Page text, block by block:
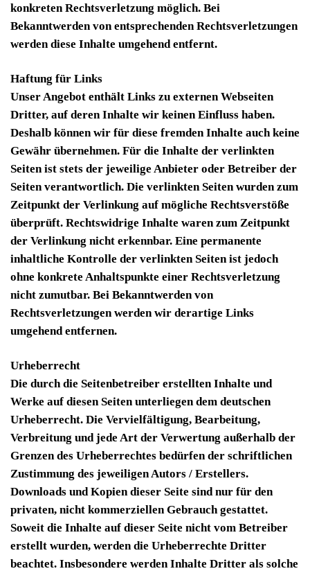
konkreten Rechtsverletzung möglich. Bei
Bekanntwerden von entsprechenden Rechtsverletzungen
werden diese Inhalte umgehend entfernt.
Haftung für Links
Unser Angebot enthält Links zu externen Webseiten
Dritter, auf deren Inhalte wir keinen Einfluss haben.
Deshalb können wir für diese fremden Inhalte auch keine
Gewähr übernehmen. Für die Inhalte der verlinkten
Seiten ist stets der jeweilige Anbieter oder Betreiber der
Seiten verantwortlich. Die verlinkten Seiten wurden zum
Zeitpunkt der Verlinkung auf mögliche Rechtsverstöße
überprüft. Rechtswidrige Inhalte waren zum Zeitpunkt
der Verlinkung nicht erkennbar. Eine permanente
inhaltliche Kontrolle der verlinkten Seiten ist jedoch
ohne konkrete Anhaltspunkte einer Rechtsverletzung
nicht zumutbar. Bei Bekanntwerden von
Rechtsverletzungen werden wir derartige Links
umgehend entfernen.
Urheberrecht
Die durch die Seitenbetreiber erstellten Inhalte und
Werke auf diesen Seiten unterliegen dem deutschen
Urheberrecht. Die Vervielfältigung, Bearbeitung,
Verbreitung und jede Art der Verwertung außerhalb der
Grenzen des Urheberrechtes bedürfen der schriftlichen
Zustimmung des jeweiligen Autors / Erstellers.
Downloads und Kopien dieser Seite sind nur für den
privaten, nicht kommerziellen Gebrauch gestattet.
Soweit die Inhalte auf dieser Seite nicht vom Betreiber
erstellt wurden, werden die Urheberrechte Dritter
beachtet. Insbesondere werden Inhalte Dritter als solche